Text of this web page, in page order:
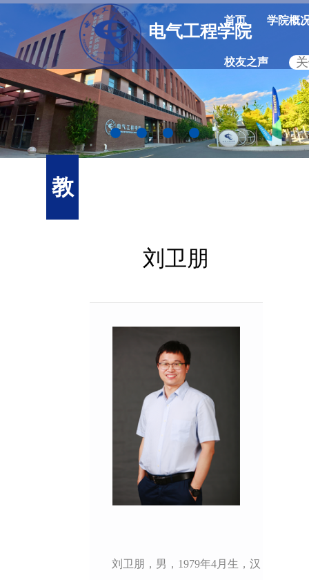
电气工程学院
首页 学院概
校友之声
教
刘卫朋
刘卫朋，男，1979年4月生，汉